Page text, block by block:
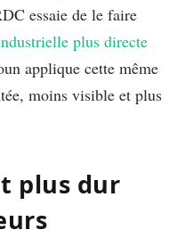
essaie de le faire
plus directe
applique cette même
moins visible et plus
plus dur